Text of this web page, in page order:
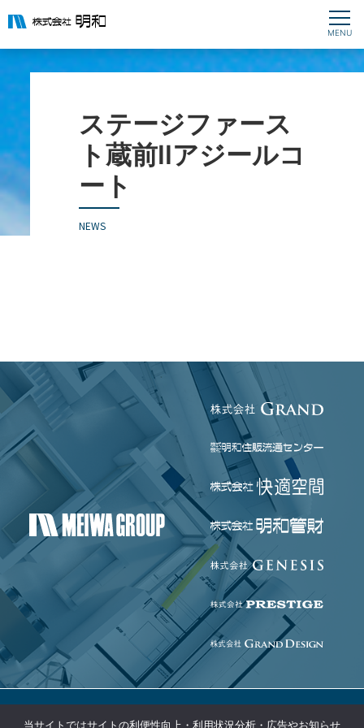
ステージファース
ト蔵前IIアジールコ
ート
NEWS
当サイトではサイトの利便性向上・利用状況分析・広告やお知らせ